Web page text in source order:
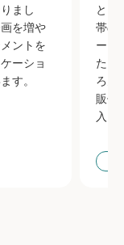
まし
を増や
ントを
ーショ
す。
とご
帯の
ート
た。
ろん
販促
入を